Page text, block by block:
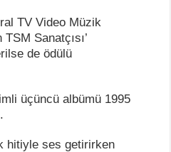
TV Video Müzik
Sanatçısı’
de ödülü
üçüncü albümü 1995
hitiyle ses getirirken